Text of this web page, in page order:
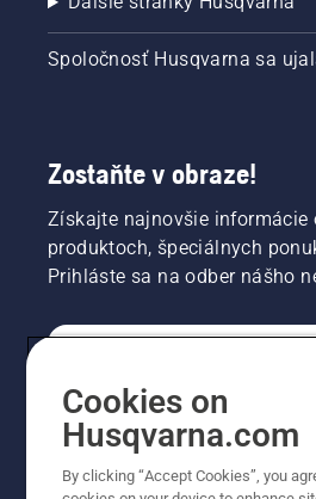
Spoločnosť Husqvarna sa
Zostaňte v obraze!
Získajte najnovšie informácie
produktoch, špeciálnych
Prihláste sa na odber nášho
Cookies on
Husqvarna.com
By clicking “Accept Cookies”, you